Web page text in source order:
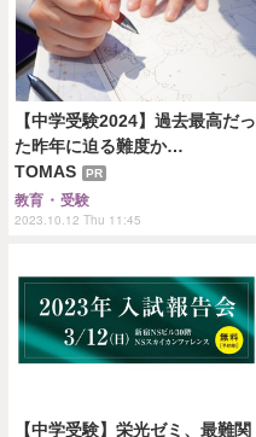
【中学受験2024】過去最高だっ
た昨年に迫る難度か…
TOMAS
PR
教育・受験
2023.10.12 Thu 11:45
【中学受験】栄光ゼミ、最難関